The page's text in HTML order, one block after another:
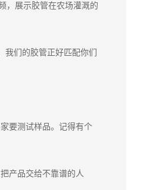
，展示胶管在农场灌溉的
我们的胶管正好匹配你们
要测试样品。记得有个
产品交给不靠谱的人